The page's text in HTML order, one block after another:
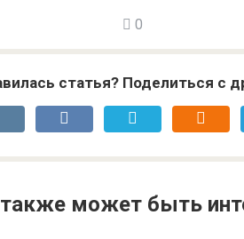
0
статья? Поделиться с
может быть